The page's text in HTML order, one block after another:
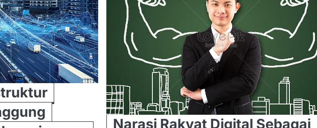
Narasi Rakyat Digital Sebagai